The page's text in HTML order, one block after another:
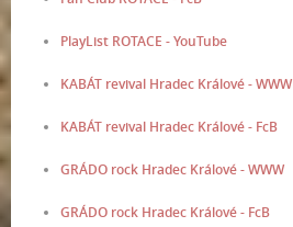
PlayList ROTACE - YouTube
KABÁT revival Hradec Králové - WWW
KABÁT revival Hradec Králové - FcB
GRÁDO rock Hradec Králové - WWW
GRÁDO rock Hradec Králové - FcB